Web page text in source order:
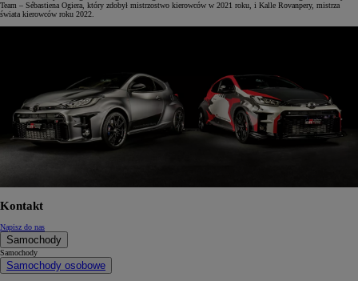
Team – Sébastiena Ogiera, który zdobył mistrzostwo kierowców w 2021 roku, i Kalle Rovanpery, mistrza
świata kierowców roku 2022.
Kontakt
Napisz do nas
Samochody
Samochody
Samochody osobowe